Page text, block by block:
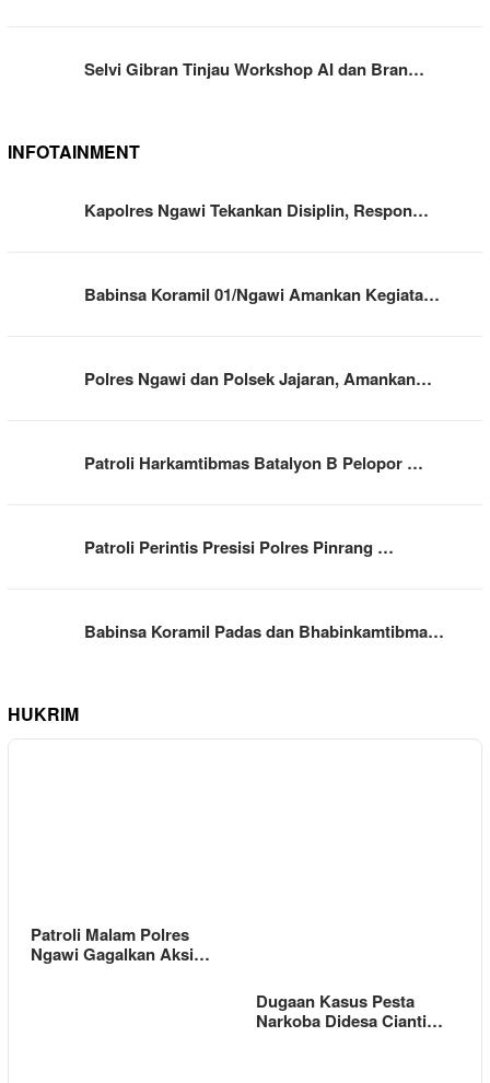
Selvi Gibran Tinjau Workshop AI dan Bran…
INFOTAINMENT
Kapolres Ngawi Tekankan Disiplin, Respon…
Babinsa Koramil 01/Ngawi Amankan Kegiata…
Polres Ngawi dan Polsek Jajaran, Amankan…
Patroli Harkamtibmas Batalyon B Pelopor …
Patroli Perintis Presisi Polres Pinrang …
Babinsa Koramil Padas dan Bhabinkamtibma…
HUKRIM
Patroli Malam Polres
Ngawi Gagalkan Aksi…
Dugaan Kasus Pesta
Narkoba Didesa Cianti…